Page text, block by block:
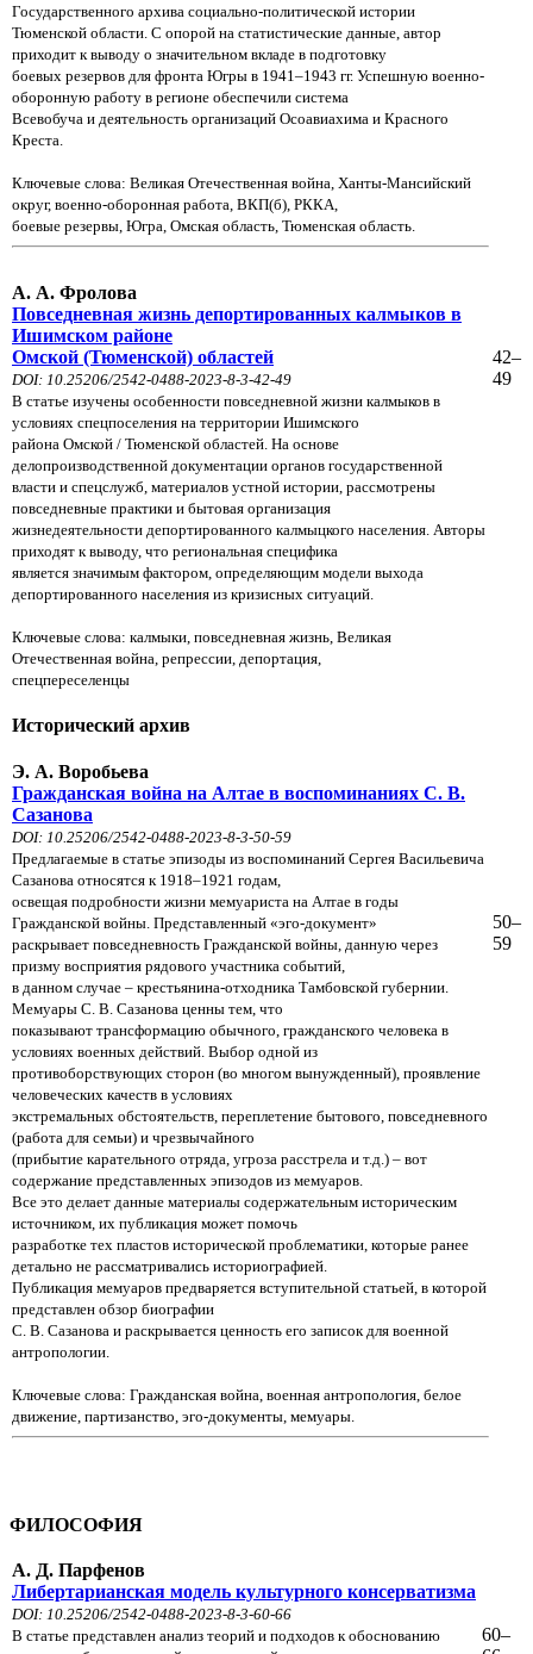
Государственного архива социально-политической истории
Тюменской области. С опорой на статистические данные, автор
приходит к выводу о значительном вкладе в подготовку
боевых резервов для фронта Югры в 1941–1943 гг. Успешную военно-
оборонную работу в регионе обеспечили система
Всевобуча и деятельность организаций Осоавиахима и Красного
Креста.
Ключевые слова: Великая Отечественная война, Ханты-Мансийский
округ, военно-оборонная работа, ВКП(б), РККА,
боевые резервы, Югра, Омская область, Тюменская область.
А. А. Фролова
Повседневная жизнь депортированных калмыков в
Ишимском районе
Омской (Тюменской) областей
DOI: 10.25206/2542-0488-2023-8-3-42-49
В статье изучены особенности повседневной жизни калмыков в
условиях спецпоселения на территории Ишимского
района Омской / Тюменской областей. На основе
делопроизводственной документации органов государственной
власти и спецслужб, материалов устной истории, рассмотрены
повседневные практики и бытовая организация
жизнедеятельности депортированного калмыцкого населения. Авторы
приходят к выводу, что региональная специфика
является значимым фактором, определяющим модели выхода
депортированного населения из кризисных ситуаций.
Ключевые слова: калмыки, повседневная жизнь, Великая
Отечественная война, репрессии, депортация,
спецпереселенцы
42–
49
Исторический архив
Э. А. Воробьева
Гражданская война на Алтае в воспоминаниях С. В.
Сазанова
DOI: 10.25206/2542-0488-2023-8-3-50-59
Предлагаемые в статье эпизоды из воспоминаний Сергея Васильевича
Сазанова относятся к 1918–1921 годам,
освещая подробности жизни мемуариста на Алтае в годы
Гражданской войны. Представленный «эго-документ»
раскрывает повседневность Гражданской войны, данную через
призму восприятия рядового участника событий,
в данном случае – крестьянина-отходника Тамбовской губернии.
Мемуары С. В. Сазанова ценны тем, что
показывают трансформацию обычного, гражданского человека в
условиях военных действий. Выбор одной из
противоборствующих сторон (во многом вынужденный), проявление
человеческих качеств в условиях
экстремальных обстоятельств, переплетение бытового, повседневного
(работа для семьи) и чрезвычайного
(прибытие карательного отряда, угроза расстрела и т.д.) – вот
содержание представленных эпизодов из мемуаров.
Все это делает данные материалы содержательным историческим
источником, их публикация может помочь
разработке тех пластов исторической проблематики, которые ранее
детально не рассматривались историографией.
Публикация мемуаров предваряется вступительной статьей, в которой
представлен обзор биографии
С. В. Сазанова и раскрывается ценность его записок для военной
антропологии.
Ключевые слова: Гражданская война, военная антропология, белое
движение, партизанство, эго-документы, мемуары.
50–
59
ФИЛОСОФИЯ
А. Д. Парфенов
Либертарианская модель культурного консерватизма
DOI: 10.25206/2542-0488-2023-8-3-60-66
В статье представлен анализ теорий и подходов к обоснованию
60–